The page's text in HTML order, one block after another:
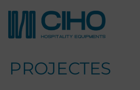
content
PROJECTES